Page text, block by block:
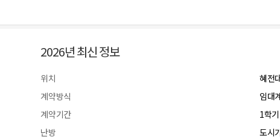
2026년 최신 정보
위치
혜전
계약방식
임대
계약기간
1학
난방
도시